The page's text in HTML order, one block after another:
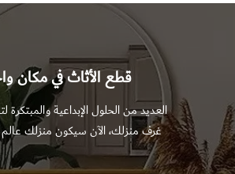
قطع الأثاث في مكان
العديد من الحلول الإبداعية
غرف منزلك، الآن سيكون منزلك عالم
جميع قطع الأثاث من مكان